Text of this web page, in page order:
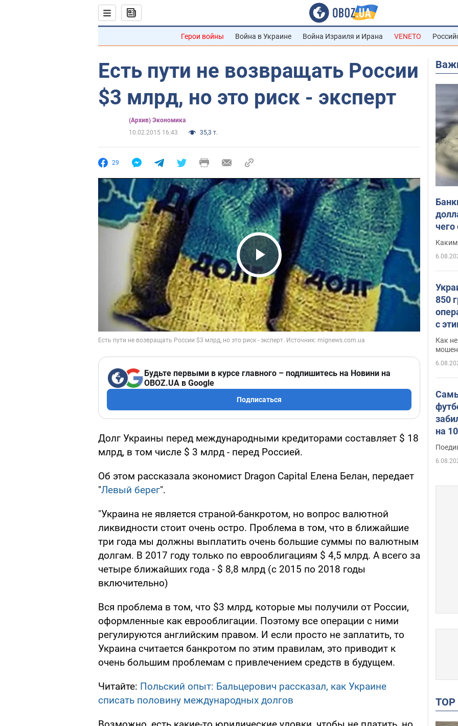
Герои войны Война в Украине Война Израиля и Ирана VENETO
Есть пути не возвращать России
$3 млрд, но это риск - эксперт
(Архив) Экономика
10.02.2015 16:43
35,3 т.
29
Play Video
Будьте первыми в курсе главного – подпишитесь на Новини на
OBOZ.UA в Google
Подписаться
Долг Украины перед международными кредиторами составляет $ 18
млрд, в том числе $ 3 млрд - перед Россией.
Об этом рассказала экономист Dragon Capital Елена Белан, передает
"Левый берег".
"Украина не является страной-банкротом, но вопрос валютной
ликвидности стоит очень остро. Проблема в том, что в ближайшие
три года мы должны выплатить очень большие суммы по валютным
долгам. В 2017 году только по еврооблигациям $ 4,5 млрд. А всего за
четыре ближайших года - $ 8,8 млрд (с 2015 по 2018 годы
включительно)
Вся проблема в том, что $3 млрд, которые мы получили от России,
оформленные как еврооблигации. Поэтому все операции с ними
регулируются английским правом. И если просто не заплатить, то
Украина считается банкротом по этим правилам, это приводит к
очень большим проблемам с привлечением средств в будущем.
Читайте: Польский опыт: Бальцерович рассказал, как Украине
списать половину международных долгов
Каким
850
с
Как
на